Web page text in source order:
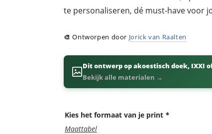
te personaliseren, dé must-have voor
🎨Ontworpen door Jorick van Raalten
Dit ontwerp op akoestisch doek, IXXI
Bekijk alle materialen →
Kies het formaat van je print *
Maattabel